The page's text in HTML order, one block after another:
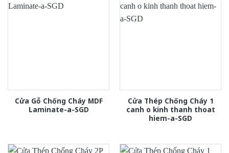
Cửa Gỗ Chống Cháy MDF
Laminate-a-SGD
Cửa Thép Chống Cháy 1
canh o kinh thanh thoat
hiem-a-SGD